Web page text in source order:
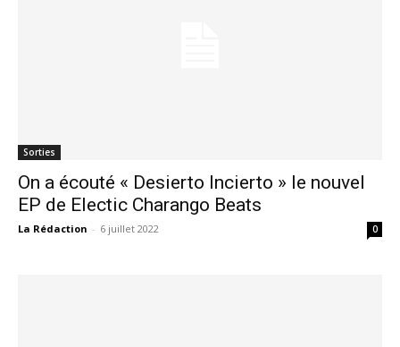
Sorties
On a écouté « Desierto Incierto » le nouvel
EP de Electic Charango Beats
La Rédaction - 6 juillet 2022 0